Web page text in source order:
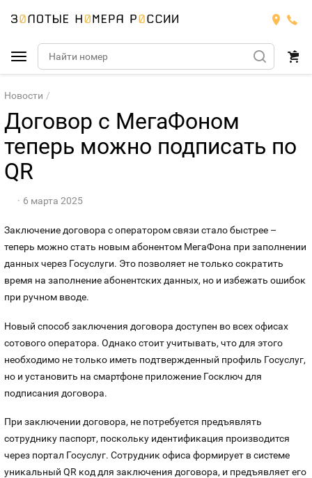
Подобрать номер
МТС
МТС
Номера
Билайн
БИЛАЙН
Тарифы
Номера
Мегафон
МЕГАФОН
Тарифы
Номера
Теле2
ТЕЛЕ2
Тарифы
Йота
ЙОТА
Номера
Продать номер
Оплата и доставка
Контакты
Устройства
Sim-Sim
Новости
Договор с МегаФоном
теперь можно подписать по
QR
6 марта 2025
Заключение договора с оператором связи стало быстрее –
теперь можно стать новым абонентом МегаФона при заполнении
данных через Госуслуги. Это позволяет не только сократить
время на заполнение абонентских данных, но и избежать ошибок
при ручном вводе.
Новый способ заключения договора доступен во всех офисах
сотового оператора. Однако стоит учитывать, что для этого
необходимо не только иметь подтвержденный профиль Госуслуг,
но и установить на смартфоне приложение Госключ для
подписания договора.
При заключении договора, не потребуется предъявлять
сотруднику паспорт, поскольку идентификация производится
через портал Госуслуг. Сотрудник офиса формирует в системе
уникальный QR код для заключения договора, и предъявляет его